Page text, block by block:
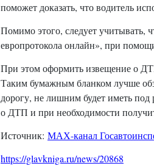
поможет доказать, что водитель
Помимо этого, следует учитывать,
европротокола онлайн», при
При этом оформить извещение о
Таким бумажным бланком лучше
дорогу, не лишним будет иметь
о ДТП и при необходимости
Источник: МАХ-канал
https://glavkniga.ru/news/20868